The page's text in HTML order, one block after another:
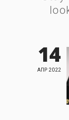
14
ΑΠΡ 2022